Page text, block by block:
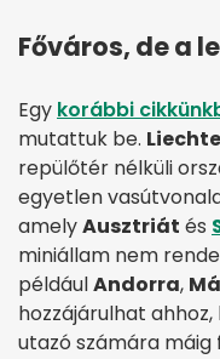
Főváros, de a
Egy korábbi
mutattuk be.
repülőtér nélküli
egyetlen
amelyAusztriát és
miniállam nem
példáulAndorra,
hozzájárulhat
utazó számára